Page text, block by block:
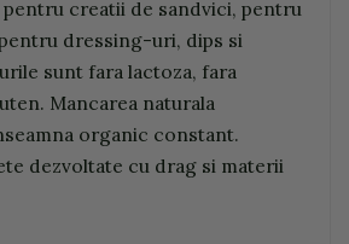
pentru creatii de sandvici, pentru
dressing-uri, dips si
sunt fara lactoza, fara
Mancarea naturala
organic constant.
dezvoltate cu drag si materii